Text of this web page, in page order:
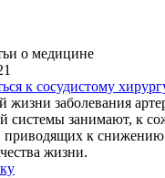
о медицине
к сосудистому
жизни заболевания
системы занимают, к
приводящих к
жизни.